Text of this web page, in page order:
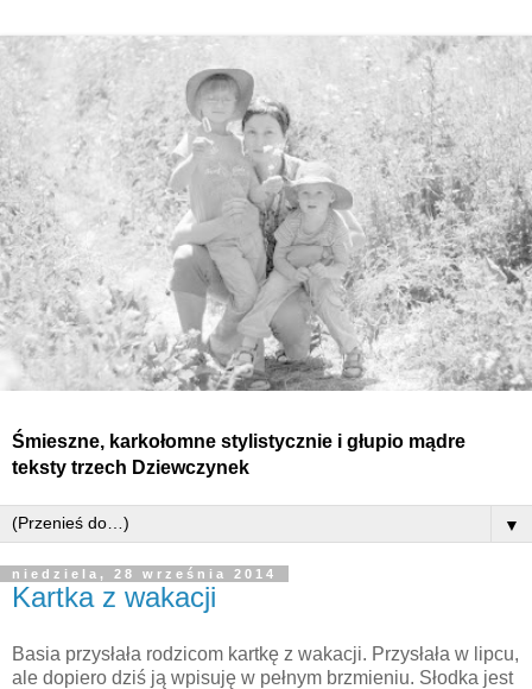
Śmieszne, karkołomne stylistycznie i głupio mądre
teksty trzech Dziewczynek
▼
niedziela, 28 września 2014
Kartka z wakacji
Basia przysłała rodzicom kartkę z wakacji. Przysłała w lipcu,
ale dopiero dziś ją wpisuję w pełnym brzmieniu. Słodka jest